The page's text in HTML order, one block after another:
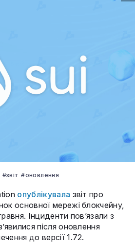
#звіт #оновлення
опублікувала звіт про
основної мережі блокчейну,
Інциденти пов’язали з
після оновлення
до версії 1.72.